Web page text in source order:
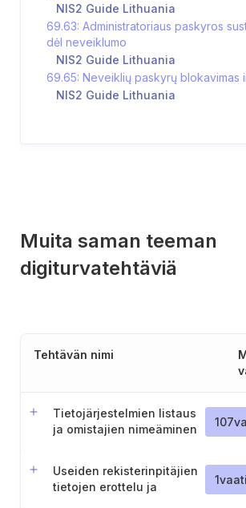
NIS2 Guide Lithuania
69.63: Administratoriaus paskyros
dėl neveiklumo
NIS2 Guide Lithuania
69.65: Neveiklių paskyrų blokavimas
NIS2 Guide Lithuania
Muita saman teeman
digiturvatehtäviä
Tehtävän nimi
Tietojärjestelmien listaus
ja omistajien nimeäminen
107
Useiden rekisterinpitäjien
tietojen erottelu ja
1